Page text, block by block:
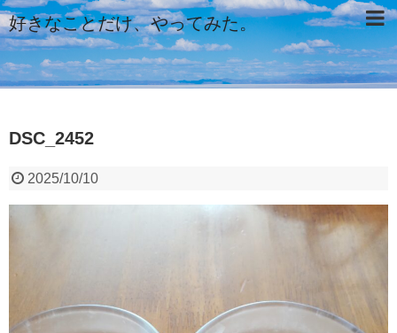
好きなことだけ、やってみた。
DSC_2452
2025/10/10